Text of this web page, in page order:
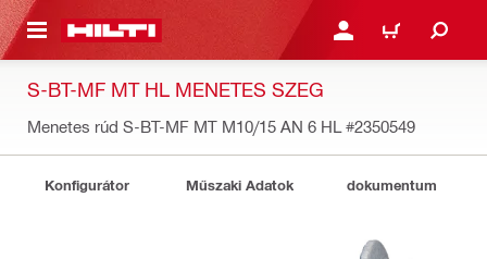
TARTALOMRA BEJELENTKEZÉS VAGY
KOSÁR
S-BT-MF MT HL MENETES SZEG
Menetes rúd S-BT-MF MT M10/15 AN 6 HL #2350549
Konfigurátor Műszaki Adatok dokumentum